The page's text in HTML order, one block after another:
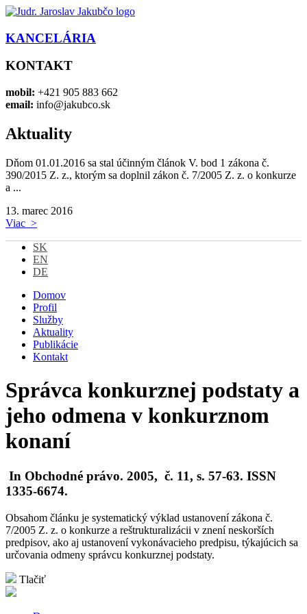
KANCELÁRIA
KONTAKT
mobil: +421 905 883 662
email: info@jakubco.sk
Aktuality
Dňom 01.01.2016 sa stal účinným článok V. bod 1 zákona č.
390/2015 Z. z., ktorým sa doplnil zákon č. 7/2005 Z. z. o konkurze
a ...
13. marec 2016
Viac >
SK
EN
DE
Domov
Profil
Služby
Aktuality
Publikácie
Kontakt
Správca konkurznej podstaty a
jeho odmena v konkurznom
konaní
In Obchodné právo. 2005, č. 11, s. 57-63. ISSN
1335-6674.
Obsahom článku je systematický výklad ustanovení zákona č.
7/2005 Z. z. o konkurze a reštrukturalizácii v znení neskorších
predpisov, ako aj ustanovení vykonávacieho predpisu, týkajúcich sa
určovania odmeny správcu konkurznej podstaty.
Tlačiť